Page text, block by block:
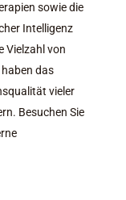
sowie die
Intelligenz
Vielzahl von
das
vieler
Besuchen Sie